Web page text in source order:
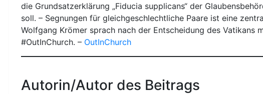
die Grundsatzerklärung „Fiducia supplicans“ der
soll. – Segnungen für gleichgeschlechtliche Paare ist eine
Wolfgang Krömer sprach nach der Entscheidung des Vatikans
#OutInChurch. – OutInChurch
Autorin/Autor des Beitrags